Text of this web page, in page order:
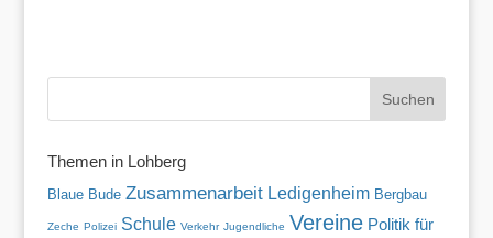
Themen in Lohberg
Blaue Bude Zusammenarbeit Ledigenheim Bergbau
Zeche Polizei Schule Verkehr Jugendliche Vereine Politik für